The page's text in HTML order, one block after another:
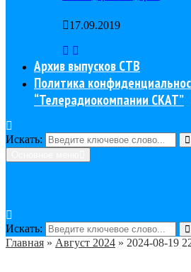
17.09.2019
Архив выпусков СТВ
Политика
“Телерадиокомпании СКАТ”
Искать:
Искать:
Главная » Август 2024 » 2024-08-19